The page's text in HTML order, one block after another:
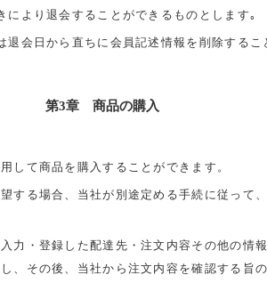
により退会することができるものとします｡
退会日から直ちに会員記述情報を削除するこ
第3章 商品の購入
して商品を購入することができます。
する場合、当社が別途定める手続に従って
力・登録した配達先・注文内容その他の情
、その後、当社から注文内容を確認する旨